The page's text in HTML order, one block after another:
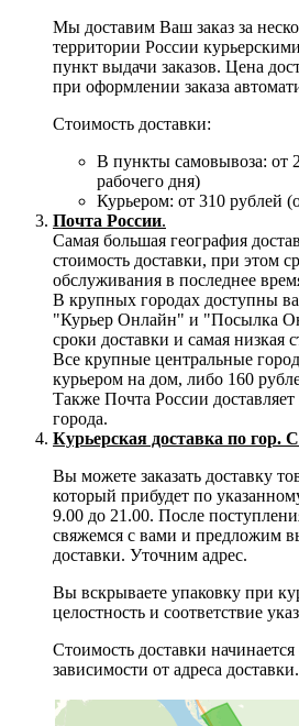
Мы доставим Ваш заказ за
территории России
пункт выдачи заказов. Цена
при оформлении заказа
Стоимость доставки:
В пункты самовывоза: от
рабочего дня)
Курьером: от 310 рублей
Почта России.
Самая большая география
стоимость доставки, при этом
обслуживания в последнее
В крупных городах доступны
"Курьер Онлайн" и "Посылка
сроки доставки и самая низкая
Все крупные центральные
курьером на дом, либо 160
Также Почта России
города.
Курьерская доставка по гор.
Вы можете заказать доставку
который прибудет по
9.00 до 21.00. После
свяжемся с вами и предложим
доставки. Уточним адрес.
Вы вскрываете упаковку при
целостность и соответствие
Стоимость доставки
зависимости от адреса доставки.